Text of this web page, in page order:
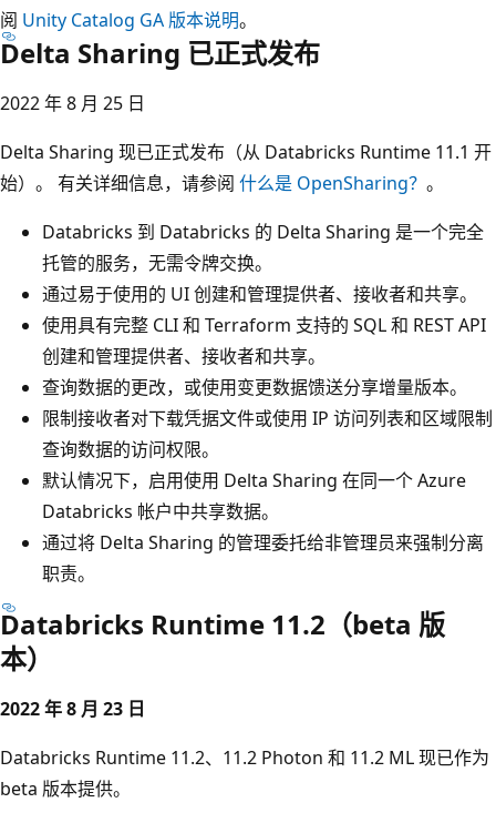
阅 Unity Catalog GA 版本说明。
Delta Sharing 已正式发布
2022 年 8 月 25 日
Delta Sharing 现已正式发布（从 Databricks Runtime 11.1 开
始）。 有关详细信息，请参阅 什么是 OpenSharing？ 。
Databricks 到 Databricks 的 Delta Sharing 是一个完全
托管的服务，无需令牌交换。
通过易于使用的 UI 创建和管理提供者、接收者和共享。
使用具有完整 CLI 和 Terraform 支持的 SQL 和 REST API
创建和管理提供者、接收者和共享。
查询数据的更改，或使用变更数据馈送分享增量版本。
限制接收者对下载凭据文件或使用 IP 访问列表和区域限制
查询数据的访问权限。
默认情况下，启用使用 Delta Sharing 在同一个 Azure
Databricks 帐户中共享数据。
通过将 Delta Sharing 的管理委托给非管理员来强制分离
职责。
Databricks Runtime 11.2（beta 版
本）
2022 年 8 月 23 日
Databricks Runtime 11.2、11.2 Photon 和 11.2 ML 现已作为
beta 版本提供。